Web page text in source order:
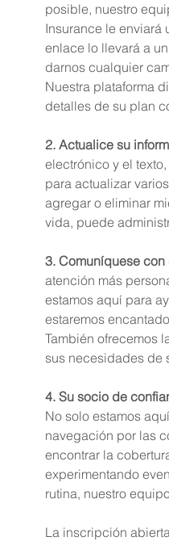
posible, nuestro
Insurance le enviará
enlace lo llevará a
darnos cualquier
Nuestra plataforma
detalles de su plan
2. Actualice su
electrónico y el
para actualizar
agregar o eliminar
vida, puede
3. Comuníquese
atención más
estamos aquí para
estaremos
También ofrecemos
sus necesidades de
4. Su socio de
No solo estamos
navegación por las
encontrar la
experimentando
rutina, nuestro
La inscripción